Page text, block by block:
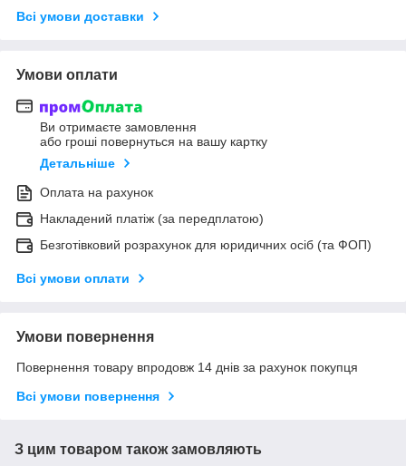
Всі умови доставки
Умови оплати
Ви отримаєте замовлення
або гроші повернуться на вашу картку
Детальніше
Оплата на рахунок
Накладений платіж (за передплатою)
Безготівковий розрахунок для юридичних осіб (та ФОП)
Всі умови оплати
Умови повернення
Повернення товару впродовж 14 днів за рахунок покупця
Всі умови повернення
З цим товаром також замовляють